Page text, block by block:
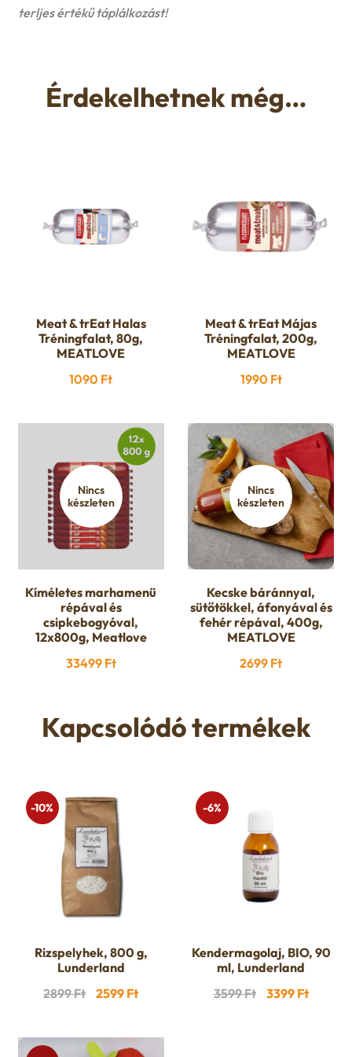
terljes értékű táplálkozást!
Érdekelhetnek még…
Meat & trEat Halas
Tréningfalat, 80g,
MEATLOVE
1090 Ft
Meat & trEat Májas
Tréningfalat, 200g,
MEATLOVE
1990 Ft
Nincs
készleten
Kíméletes marhamenü
répával és
csipkebogyóval,
12x800g, Meatlove
33499 Ft
Nincs
készleten
Kecske báránnyal,
sütőtökkel, áfonyával és
fehér répával, 400g,
MEATLOVE
2699 Ft
Kapcsolódó termékek
-10%
Rizspelyhek, 800 g,
Lunderland
2899Ft Original
was:
2599 FtCurrent
is:
-6%
Kendermagolaj, BIO, 90
ml, Lunderland
3599Ft Original
3399 FtCurrent